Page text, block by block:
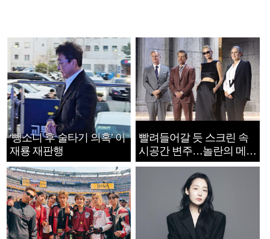
‘뺑소니 후 술타기 의혹’ 이
재룡 재판행
빨려들어갈 듯 스크린 속
시공간 변주…놀란의 메시
지는 ‘전쟁 속죄’